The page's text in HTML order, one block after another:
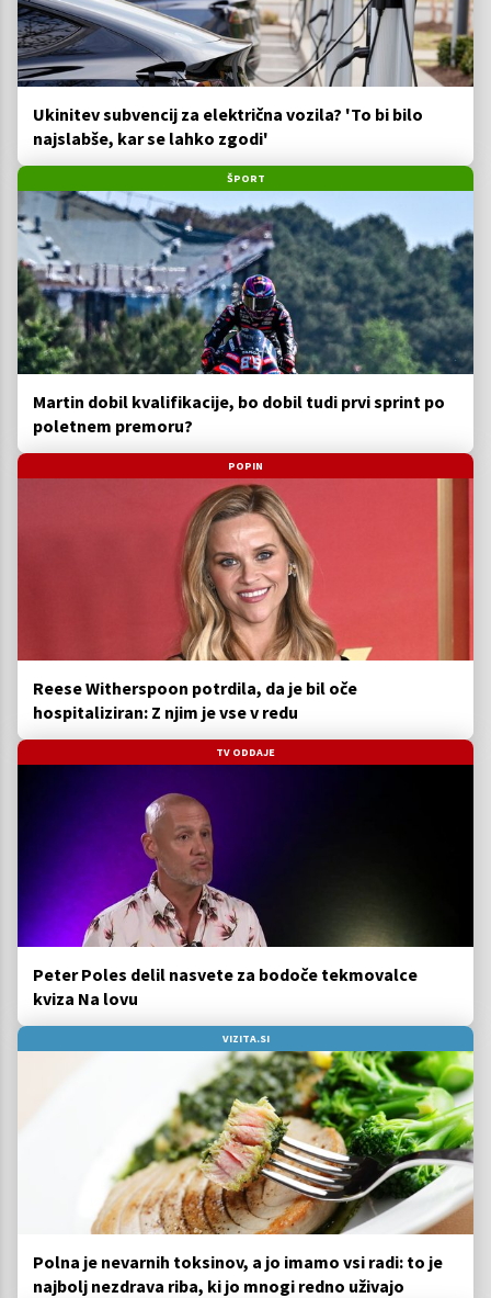
Ukinitev subvencij za električna vozila? 'To bi bilo
najslabše, kar se lahko zgodi'
ŠPORT
Martin dobil kvalifikacije, bo dobil tudi prvi sprint po
poletnem premoru?
POPIN
Reese Witherspoon potrdila, da je bil oče
hospitaliziran: Z njim je vse v redu
TV ODDAJE
Peter Poles delil nasvete za bodoče tekmovalce
kviza Na lovu
VIZITA.SI
Polna je nevarnih toksinov, a jo imamo vsi radi: to je
najbolj nezdrava riba, ki jo mnogi redno uživajo